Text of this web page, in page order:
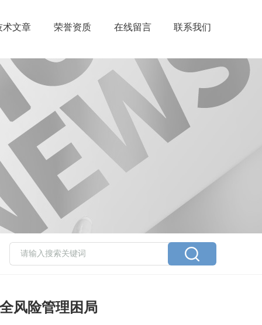
术文章 荣誉资质 在线留言 联系我们
风险管理困局